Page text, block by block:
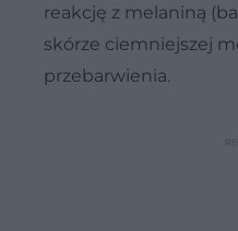
reakcję z melaniną
skórze ciemniejszej
przebarwienia.